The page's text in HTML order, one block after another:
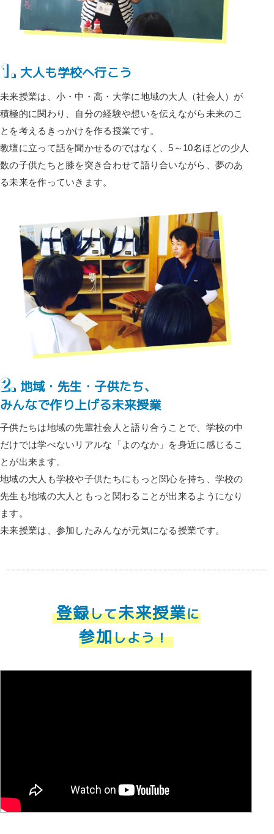
1. 大人も学校へ行こう
未来授業は、小・中・高・大学に地域の大人（社会人）が
積極的に関わり、自分の経験や想いを伝えながら未来のこ
とを考えるきっかけを作る授業です。
教壇に立って話を聞かせるのではなく、5～10名ほどの少人
数の子供たちと膝を突き合わせて語り合いながら、夢のあ
る未来を作っていきます。
2. 地域・先生・子供たち、
みんなで作り上げる未来授業
子供たちは地域の先輩社会人と語り合うことで、学校の中
だけでは学べないリアルな「よのなか」を身近に感じるこ
とが出来ます。
地域の大人も学校や子供たちにもっと関心を持ち、学校の
先生も地域の大人ともっと関わることが出来るようになり
ます。
未来授業は、参加したみんなが元気になる授業です。
登録して未来授業に
参加しよう！